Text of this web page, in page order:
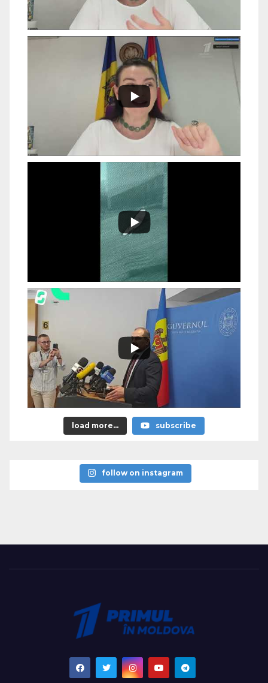
load more... subscribe
follow on instagram